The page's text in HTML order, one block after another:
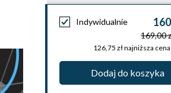
Indywidualnie
169,00
126,75 zł najniższa
Dodaj do koszyka